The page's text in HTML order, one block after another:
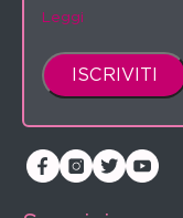
Leggi